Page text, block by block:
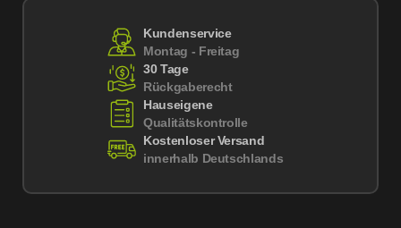
Kundenservice
Montag - Freitag
30 Tage
Rückgaberecht
Hauseigene
Qualitätskontrolle
Kostenloser Versand
innerhalb Deutschlands